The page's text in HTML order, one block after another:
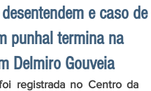
e caso de
punhal termina na
Delmiro Gouveia
registrada no Centro da